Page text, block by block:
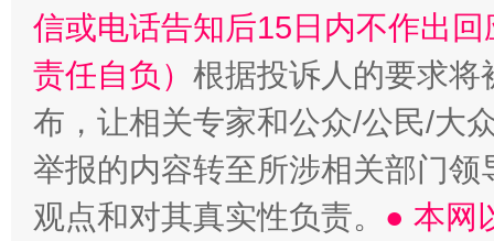
信或电话告知后15日内不作出
责任自负） 根据投诉人的要求将
布，让相关专家和公众/公民/大
举报的内容转至所涉相关部门
观点和对其真实性负责。 ● 本网